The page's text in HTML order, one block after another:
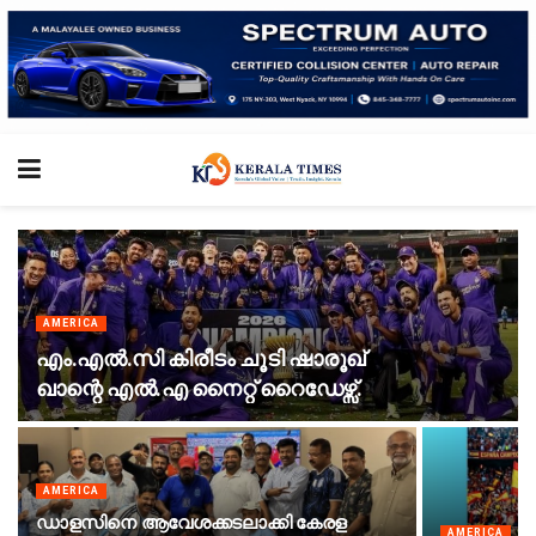
AMERICA
എം.എൽ.സി കിരീടം ചൂടി ഷാരൂഖ്
ഖാന്റെ എൽ.എ നൈറ്റ് റൈഡേഴ്സ്.
AMERICA
ഡാളസിനെ ആവേശക്കടലാക്കി കേരള
AMERICA